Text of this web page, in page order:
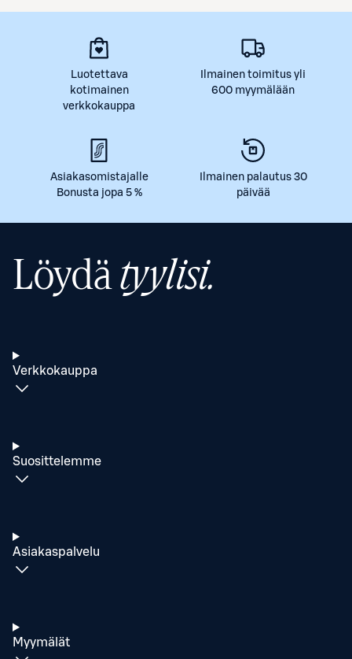
Luotettava
kotimainen
verkkokauppa
Ilmainen toimitus yli
600 myymälään
Asiakasomistajalle
Bonusta jopa 5 %
Ilmainen palautus 30
päivää
Löydätyylisi.
Verkkokauppa
Suosittelemme
Asiakaspalvelu
Myymälät